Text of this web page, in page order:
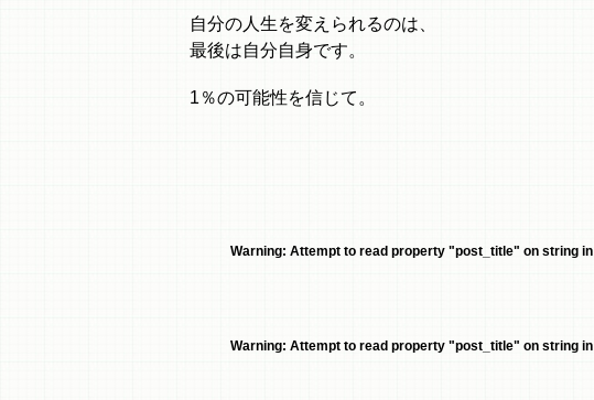
自分の人生を変えられるのは、
最後は自分自身です。
1％の可能性を信じて。
Warning: Attempt to read property "post_title" on string in
Warning: Attempt to read property "post_title" on string in